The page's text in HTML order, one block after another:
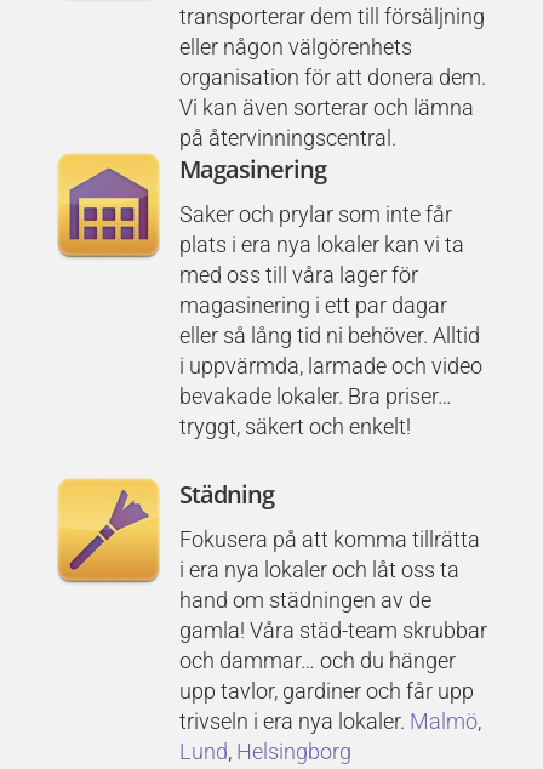
transporterar dem till försäljning
eller någon välgörenhets
organisation för att donera dem.
Vi kan även sorterar och lämna
på återvinningscentral.
Magasinering
Saker och prylar som inte får
plats i era nya lokaler kan vi ta
med oss till våra lager för
magasinering i ett par dagar
eller så lång tid ni behöver. Alltid
i uppvärmda, larmade och video
bevakade lokaler. Bra priser…
tryggt, säkert och enkelt!
Städning
Fokusera på att komma tillrätta
i era nya lokaler och låt oss ta
hand om städningen av de
gamla! Våra städ-team skrubbar
och dammar… och du hänger
upp tavlor, gardiner och får upp
trivseln i era nya lokaler. Malmö,
Lund, Helsingborg